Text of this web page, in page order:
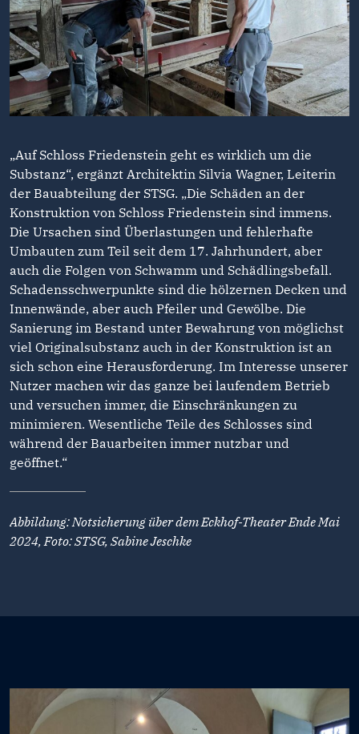
„Auf Schloss Friedenstein geht es wirklich um die
Substanz“, ergänzt Architektin Silvia Wagner, Leiterin
der Bauabteilung der STSG. „Die Schäden an der
Konstruktion von Schloss Friedenstein sind immens.
Die Ursachen sind Überlastungen und fehlerhafte
Umbauten zum Teil seit dem 17. Jahrhundert, aber
auch die Folgen von Schwamm und Schädlingsbefall.
Schadensschwerpunkte sind die hölzernen Decken und
Innenwände, aber auch Pfeiler und Gewölbe. Die
Sanierung im Bestand unter Bewahrung von möglichst
viel Originalsubstanz auch in der Konstruktion ist an
sich schon eine Herausforderung. Im Interesse unserer
Nutzer machen wir das ganze bei laufendem Betrieb
und versuchen immer, die Einschränkungen zu
minimieren. Wesentliche Teile des Schlosses sind
während der Bauarbeiten immer nutzbar und
geöffnet.“
Abbildung: Notsicherung über dem Eckhof-Theater Ende Mai
2024, Foto: STSG, Sabine Jeschke